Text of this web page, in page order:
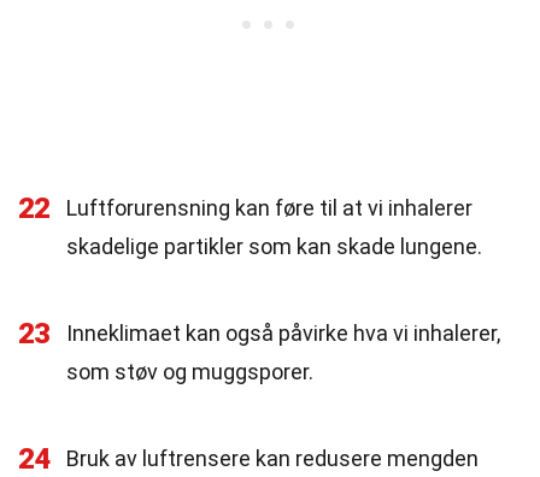
22
Luftforurensning kan føre til at vi inhalerer
skadelige partikler som kan skade lungene.
23
Inneklimaet kan også påvirke hva vi inhalerer,
som støv og muggsporer.
24
Bruk av luftrensere kan redusere mengden